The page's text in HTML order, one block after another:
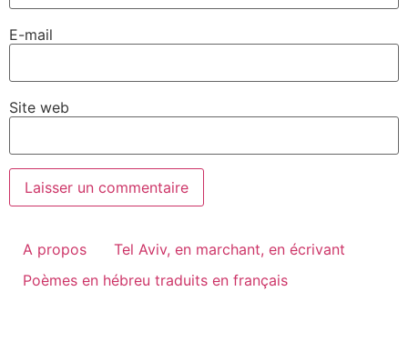
E-mail
Site web
A propos
Tel Aviv, en marchant, en écrivant
Poèmes en hébreu traduits en français